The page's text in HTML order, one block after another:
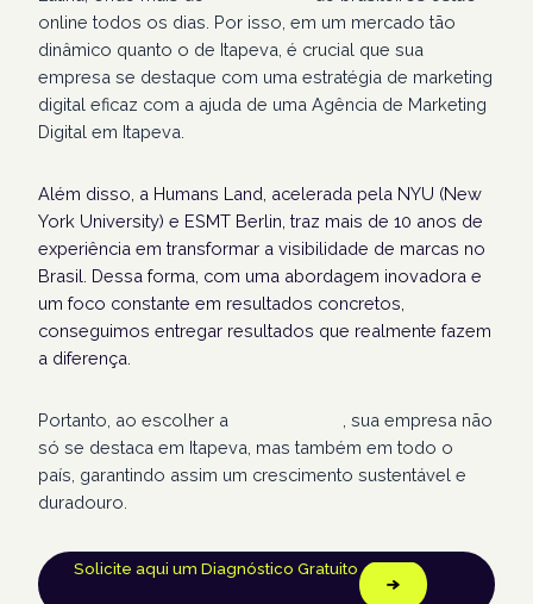
online todos os dias. Por isso, em um mercado tão
dinâmico quanto o de Itapeva, é crucial que sua
empresa se destaque com uma estratégia de marketing
digital eficaz com a ajuda de uma Agência de Marketing
Digital em Itapeva.
Além disso, a Humans Land, acelerada pela NYU (New
York University) e ESMT Berlin, traz mais de 10 anos de
experiência em transformar a visibilidade de marcas no
Brasil. Dessa forma, com uma abordagem inovadora e
um foco constante em resultados concretos,
conseguimos entregar resultados que realmente fazem
a diferença.
Portanto, ao escolher a
, sua empresa não
só se destaca em Itapeva, mas também em todo o
país, garantindo assim um crescimento sustentável e
duradouro.
Solicite aqui um Diagnóstico Gratuito